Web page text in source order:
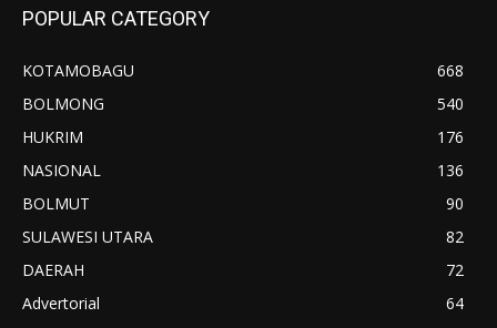
POPULAR CATEGORY
KOTAMOBAGU
668
BOLMONG
540
HUKRIM
176
NASIONAL
136
BOLMUT
90
SULAWESI UTARA
82
DAERAH
72
Advertorial
64